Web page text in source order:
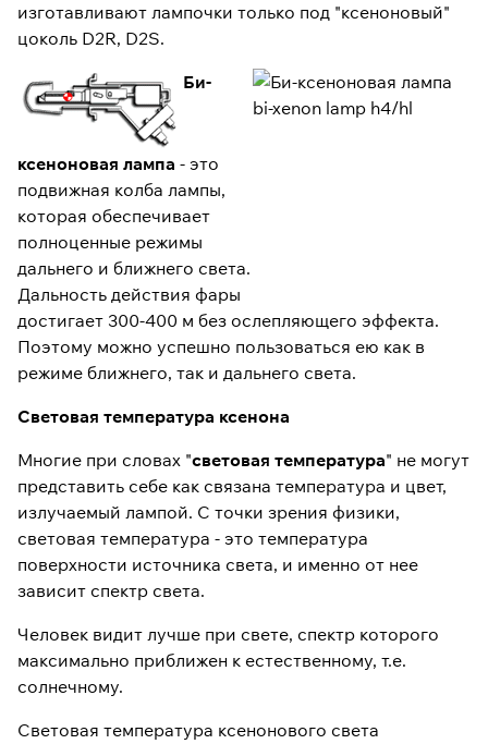
изготавливают лампочки только под "ксеноновый"
цоколь D2R, D2S.
Би-
ксеноновая лампа - это
подвижная колба лампы,
которая обеспечивает
полноценные режимы
дальнего и ближнего света.
Дальность действия фары
достигает 300-400 м без ослепляющего эффекта.
Поэтому можно успешно пользоваться ею как в
режиме ближнего, так и дальнего света.
Световая температура ксенона
Многие при словах "световая температура" не могут
представить себе как связана температура и цвет,
излучаемый лампой. С точки зрения физики,
световая температура - это температура
поверхности источника света, и именно от нее
зависит спектр света.
Человек видит лучше при свете, спектр которого
максимально приближен к естественному, т.е.
солнечному.
Световая температура ксенонового света